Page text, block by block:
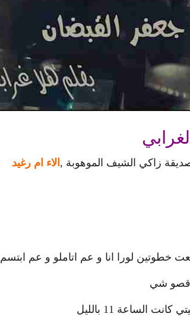
زاكي الشيف الموهوبة , الاء ام رغيد
لورا انا و عم اتاملو و عم ابتسم
شي
الساعة 11 بالليل